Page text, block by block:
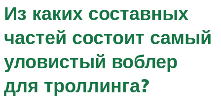
Из каких составных
частей состоит самый
уловистый воблер
для троллинга?